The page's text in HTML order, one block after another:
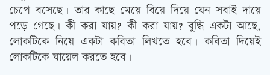
চেপে বসেছে। তার কাছে মেয়ে বিয়ে দিয়ে যেন সবাই দায়ে
পড়ে গেছে। কী করা যায়? কী করা যায়? বুদ্ধি একটা আছে,
লোকটিকে নিয়ে একটা কবিতা লিখতে হবে। কবিতা দিয়েই
লোকটিকে ঘায়েল করতে হবে।